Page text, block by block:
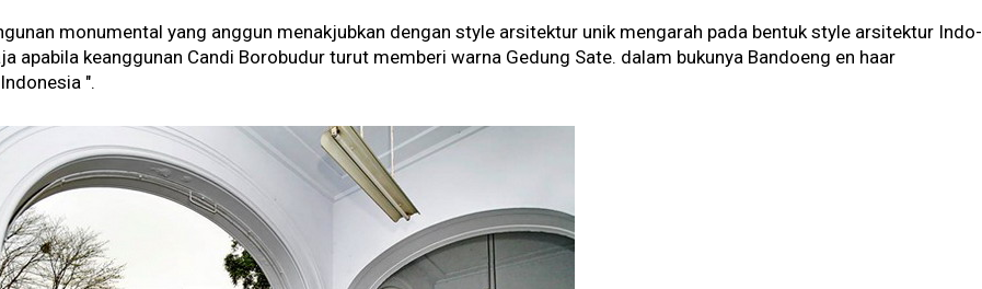
monumental yang anggun menakjubkan dengan style arsitektur unik mengarah pada bentuk style arsitektur Indo-
apabila keanggunan Candi Borobudur turut memberi warna Gedung Sate. dalam bukunya Bandoeng en haar
".